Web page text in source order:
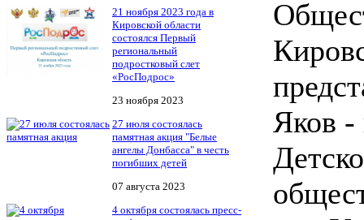
21 ноября 2023 года в
Кировской области
состоялся Первый
региональный
подростковый слет
«РосПодрос»
23 ноября 2023
27 июля состоялась
памятная акция "Белые
ангелы Донбасса" в честь
погибших детей
07 августа 2023
4 октября состоялась пресс-
Яков -